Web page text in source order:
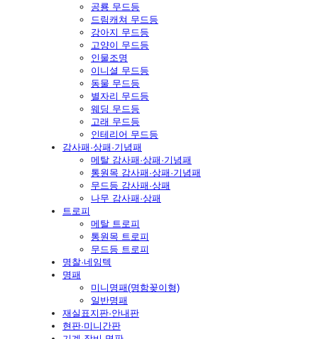
공룡 무드등
드림캐쳐 무드등
강아지 무드등
고양이 무드등
인물조명
이니셜 무드등
동물 무드등
별자리 무드등
웨딩 무드등
고래 무드등
인테리어 무드등
감사패·상패·기념패
메탈 감사패·상패·기념패
통원목 감사패·상패·기념패
무드등 감사패·상패
나무 감사패·상패
트로피
메탈 트로피
통원목 트로피
무드등 트로피
명찰·네임텍
명패
미니명패(명함꽂이형)
일반명패
재실표지판·안내판
현판·미니간판